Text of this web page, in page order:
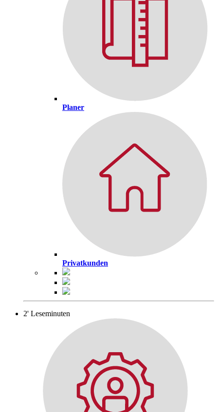
Planer
Privatkunden
2' Leseminuten